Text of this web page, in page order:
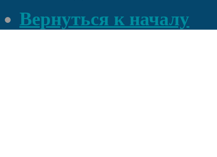
Вернуться к началу